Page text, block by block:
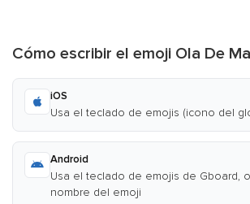
Cómo escribir el emoji Ola De
iOS
Usa el teclado de emojis (icono del
Android
Usa el teclado de emojis de Gboard,
nombre del emoji